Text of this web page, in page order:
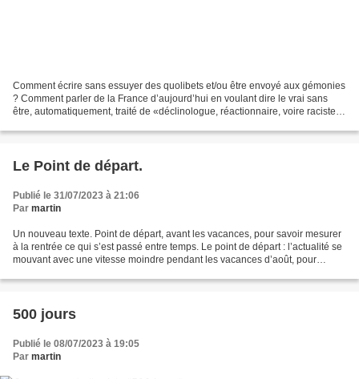
Comment écrire sans essuyer des quolibets et/ou être envoyé aux gémonies
? Comment parler de la France d’aujourd’hui en voulant dire le vrai sans
être, automatiquement, traité de «déclinologue, réactionnaire, voire raciste
Le Point de départ.
Publié le 31/07/2023 à 21:06
Par martin
Un nouveau texte. Point de départ, avant les vacances, pour savoir mesurer
à la rentrée ce qui s’est passé entre temps. Le point de départ : l’actualité se
mouvant avec une vitesse moindre pendant les vacances d’août, pour
500 jours
Publié le 08/07/2023 à 19:05
Par martin